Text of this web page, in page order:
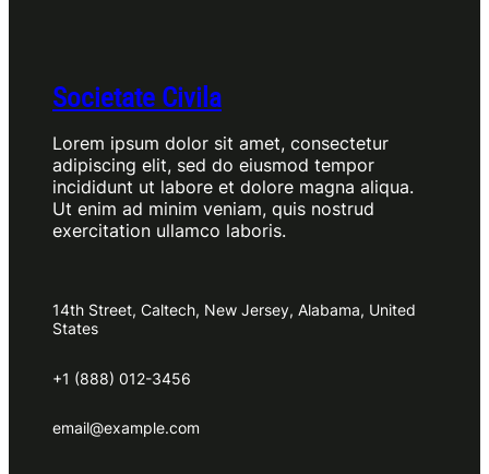
Societate Civila
Lorem ipsum dolor sit amet, consectetur
adipiscing elit, sed do eiusmod tempor
incididunt ut labore et dolore magna aliqua.
Ut enim ad minim veniam, quis nostrud
exercitation ullamco laboris.
14th Street, Caltech, New Jersey, Alabama, United
States
+1 (888) 012-3456
email@example.com